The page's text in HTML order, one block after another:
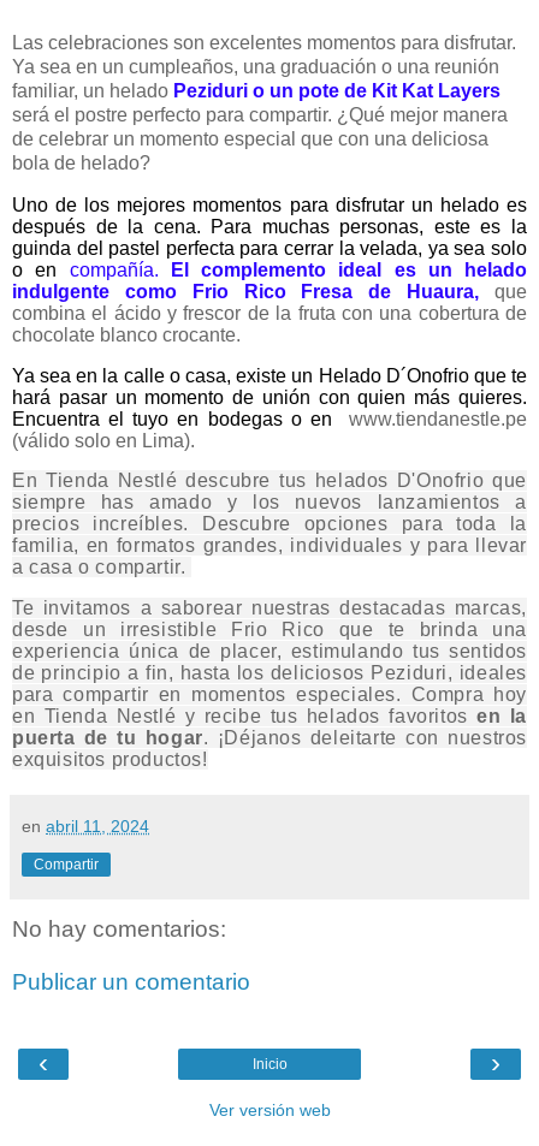
Las celebraciones son excelentes momentos para disfrutar.
Ya sea en un cumpleaños, una graduación o una reunión
familiar, un helado Peziduri o un pote de Kit Kat Layers
será el postre perfecto para compartir. ¿Qué mejor manera
de celebrar un momento especial que con una deliciosa
bola de helado?
Uno de los mejores momentos para disfrutar un helado es
después de la cena. Para muchas personas, este es la
guinda del pastel perfecta para cerrar la velada, ya sea solo
o en compañía.
El complemento ideal es un helado
indulgente como
Frio Rico Fresa de Huaura, que
combina el ácido y frescor de la fruta con una cobertura de
chocolate blanco crocante.
Ya sea en la calle o casa, existe un Helado D´Onofrio que te
hará pasar un momento de unión con quien más quieres.
Encuentra el tuyo en bodegas o en
www.tiendanestle.pe
(válido solo en Lima).
En Tienda Nestlé descubre tus helados D'Onofrio que
siempre has amado y los nuevos lanzamientos a
precios increíbles. Descubre opciones para toda la
familia, en formatos grandes, individuales y para llevar
a casa o compartir.
Te invitamos a saborear nuestras destacadas marcas,
desde un irresistible Frio Rico que te brinda una
experiencia única de placer, estimulando tus sentidos
de principio a fin, hasta los deliciosos Peziduri, ideales
para compartir en momentos especiales. Compra hoy
en Tienda Nestlé y recibe tus helados favoritosen la
puerta de tu hogar. ¡Déjanos deleitarte con nuestros
exquisitos productos!
en abril 11, 2024
Compartir
No hay comentarios:
Publicar un comentario
‹ ›
Inicio
Ver versión web